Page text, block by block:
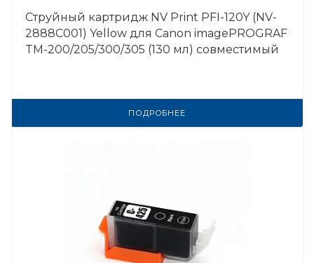
Струйный картридж NV Print PFI-120Y (NV-
2888C001) Yellow для Canon imagePROGRAF
TM-200/205/300/305 (130 мл) совместимый
ПОДРОБНЕЕ